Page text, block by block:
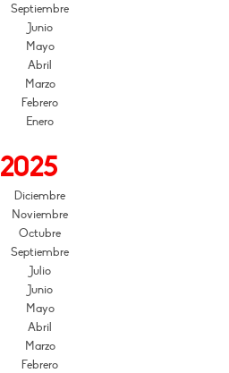
Septiembre
Junio
Mayo
Abril
Marzo
Febrero
Enero
2025
Diciembre
Noviembre
Octubre
Septiembre
Julio
Junio
Mayo
Abril
Marzo
Febrero